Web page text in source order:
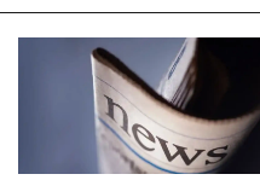
も予想しなかった結果で
した。 無謀だと笑われた
婿社長の逆転劇、ついに
完結です。 あなたなら、
人生で一番大きな挑戦は